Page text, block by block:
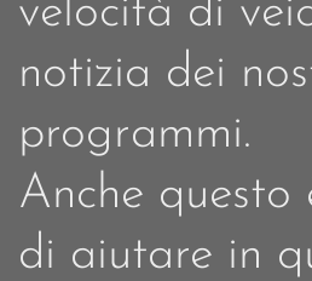
velocità di
notizia dei
programmi.
Anche questo
di aiutare in